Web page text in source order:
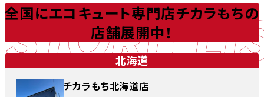
STORE
全国にエコキュート専門店チカラもちの
店舗展開中！
北海道
チカラもち北海道店